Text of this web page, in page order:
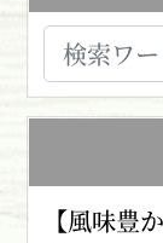
【風味豊